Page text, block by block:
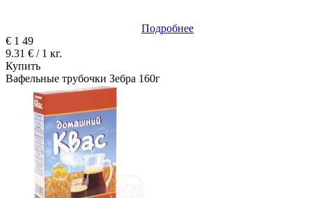
Подробнее
€ 1 49
9.31 € / 1 кг.
Купить
Вафельные трубочки Зебра 160г